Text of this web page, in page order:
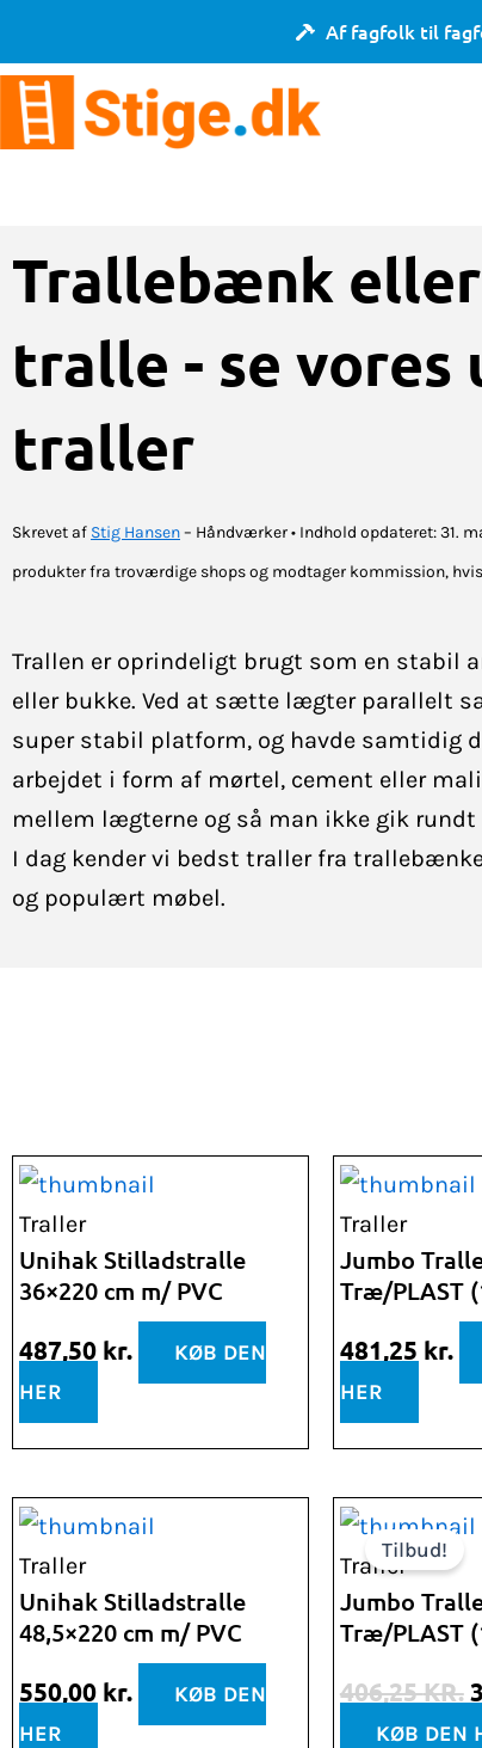
til
indholdet
Af fagfolk til
Trallebænk
tralle - se vores
traller
Skrevet af Stig Hansen– Håndværker • Indhold opdateret: 31.
produkter fra troværdige shops og modtager kommission,
Trallen er oprindeligt brugt som en stabil
eller bukke. Ved at sætte lægter parallelt
super stabil platform, og havde samtidig
arbejdet i form af mørtel, cement eller
mellem lægterne og så man ikke gik rundt
I dag kender vi bedst traller fra
og populært møbel.
Traller
Unihak Stilladstralle
36×220 cm m/ PVC
487,50 kr.
KØB DEN
HER
Traller
Jumbo
Træ/PLAST
481,25 kr.
HER
Traller
Unihak Stilladstralle
48,5×220 cm m/ PVC
550,00 kr.
KØB DEN
HER
Tilbud!
Traller
Jumbo
Træ/PLAST
406,25KR.
KØB DEN